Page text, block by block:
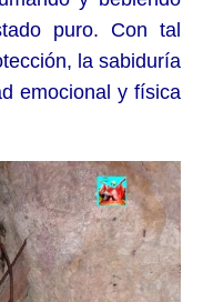
puro. Con tal
la sabiduría
emocional y física